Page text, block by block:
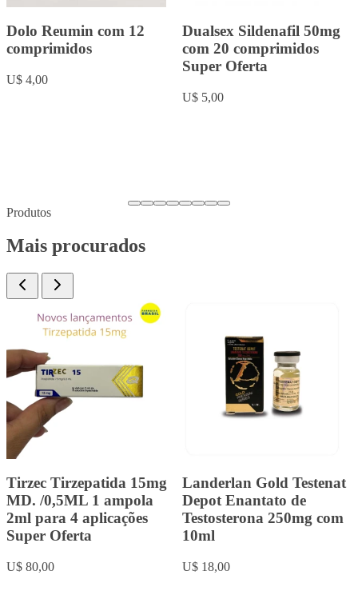
Rowachol com 50
cápsulas.
U$ 9,00
Fluoxetina 20mg com 20
comprimidos
Produtos
Mais procurados
Lipoless Baby
Tirzepatida 15mg MD.
Super Oferta /0,6ML 1
ampola 2,4ml para 4
Landerlan Gold
Durateston com 10ml
U$ 20,00